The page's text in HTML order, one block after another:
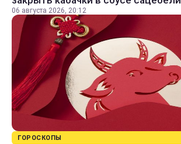
06 августа 2026, 20:12
ГОРОСКОПЫ